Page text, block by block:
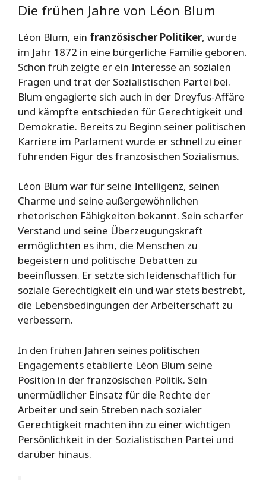
Die frühen Jahre von Léon Blum
Léon Blum, ein französischer Politiker, wurde
im Jahr 1872 in eine bürgerliche Familie geboren.
Schon früh zeigte er ein Interesse an sozialen
Fragen und trat der Sozialistischen Partei bei.
Blum engagierte sich auch in der Dreyfus-Affäre
und kämpfte entschieden für Gerechtigkeit und
Demokratie. Bereits zu Beginn seiner politischen
Karriere im Parlament wurde er schnell zu einer
führenden Figur des französischen Sozialismus.
Léon Blum war für seine Intelligenz, seinen
Charme und seine außergewöhnlichen
rhetorischen Fähigkeiten bekannt. Sein scharfer
Verstand und seine Überzeugungskraft
ermöglichten es ihm, die Menschen zu
begeistern und politische Debatten zu
beeinflussen. Er setzte sich leidenschaftlich für
soziale Gerechtigkeit ein und war stets bestrebt,
die Lebensbedingungen der Arbeiterschaft zu
verbessern.
In den frühen Jahren seines politischen
Engagements etablierte Léon Blum seine
Position in der französischen Politik. Sein
unermüdlicher Einsatz für die Rechte der
Arbeiter und sein Streben nach sozialer
Gerechtigkeit machten ihn zu einer wichtigen
Persönlichkeit in der Sozialistischen Partei und
darüber hinaus.